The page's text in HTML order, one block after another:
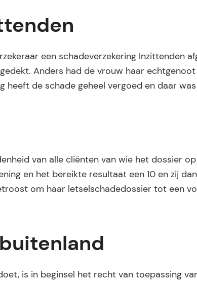
een schadeverzekering Inzittenden
Anders had de vrouw haar echtgenoot
heeft de schade geheel vergoed en daar
van alle cliënten van wie het dossier
en het bereikte resultaat een 10 en zij
om haar letselschadedossier tot een
is in beginsel het recht van toepassing